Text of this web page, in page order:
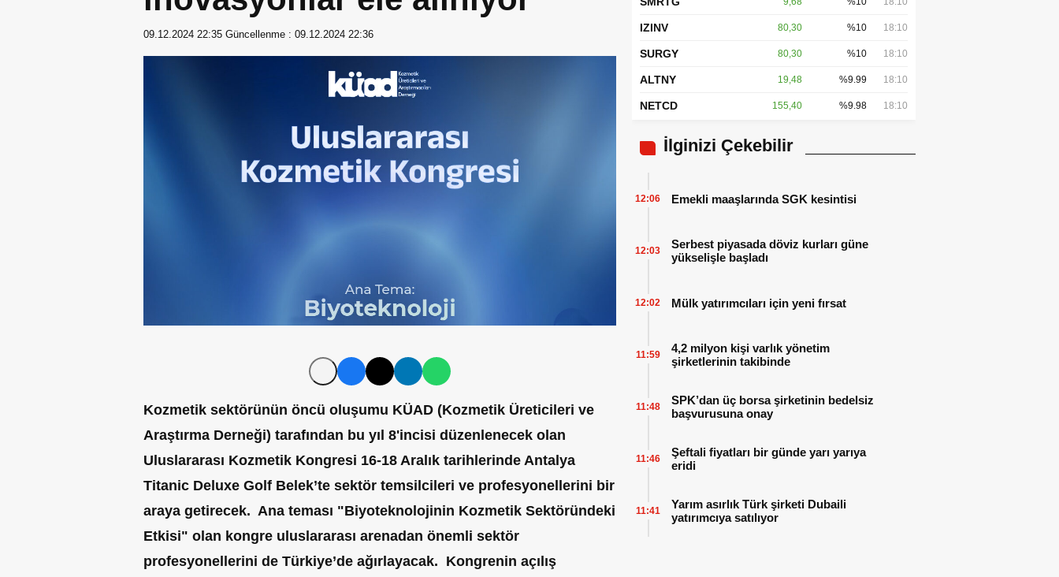
09.12.2024 22:35 Güncellenme : 09.12.2024 22:36
Kozmetik sektörünün öncü oluşumu KÜAD (Kozmetik Üreticileri ve
Araştırma Derneği) tarafından bu yıl 8'incisi düzenlenecek olan
Uluslararası Kozmetik Kongresi 16-18 Aralık tarihlerinde Antalya
Titanic Deluxe Golf Belek’te sektör temsilcileri ve profesyonellerini bir
araya getirecek. Ana teması "Biyoteknolojinin Kozmetik Sektöründeki
Etkisi" olan kongre uluslararası arenadan önemli sektör
profesyonellerini de Türkiye’de ağırlayacak. Kongrenin açılış
IZINV 80,30 %10 18:10
SURGY 80,30 %10 18:10
ALTNY 19,48 %9.99 18:10
NETCD 155,40 %9.98 18:10
İlginizi Çekebilir
Emekli maaşlarında SGK kesintisi
12:06
Serbest piyasada döviz kurları güne
yükselişle başladı
12:03
Mülk yatırımcıları için yeni fırsat
12:02
4,2 milyon kişi varlık yönetim
şirketlerinin takibinde
11:59
SPK’dan üç borsa şirketinin bedelsiz
başvurusuna onay
11:48
Şeftali fiyatları bir günde yarı yarıya
eridi
11:46
Yarım asırlık Türk şirketi Dubaili
yatırımcıya satılıyor
11:41